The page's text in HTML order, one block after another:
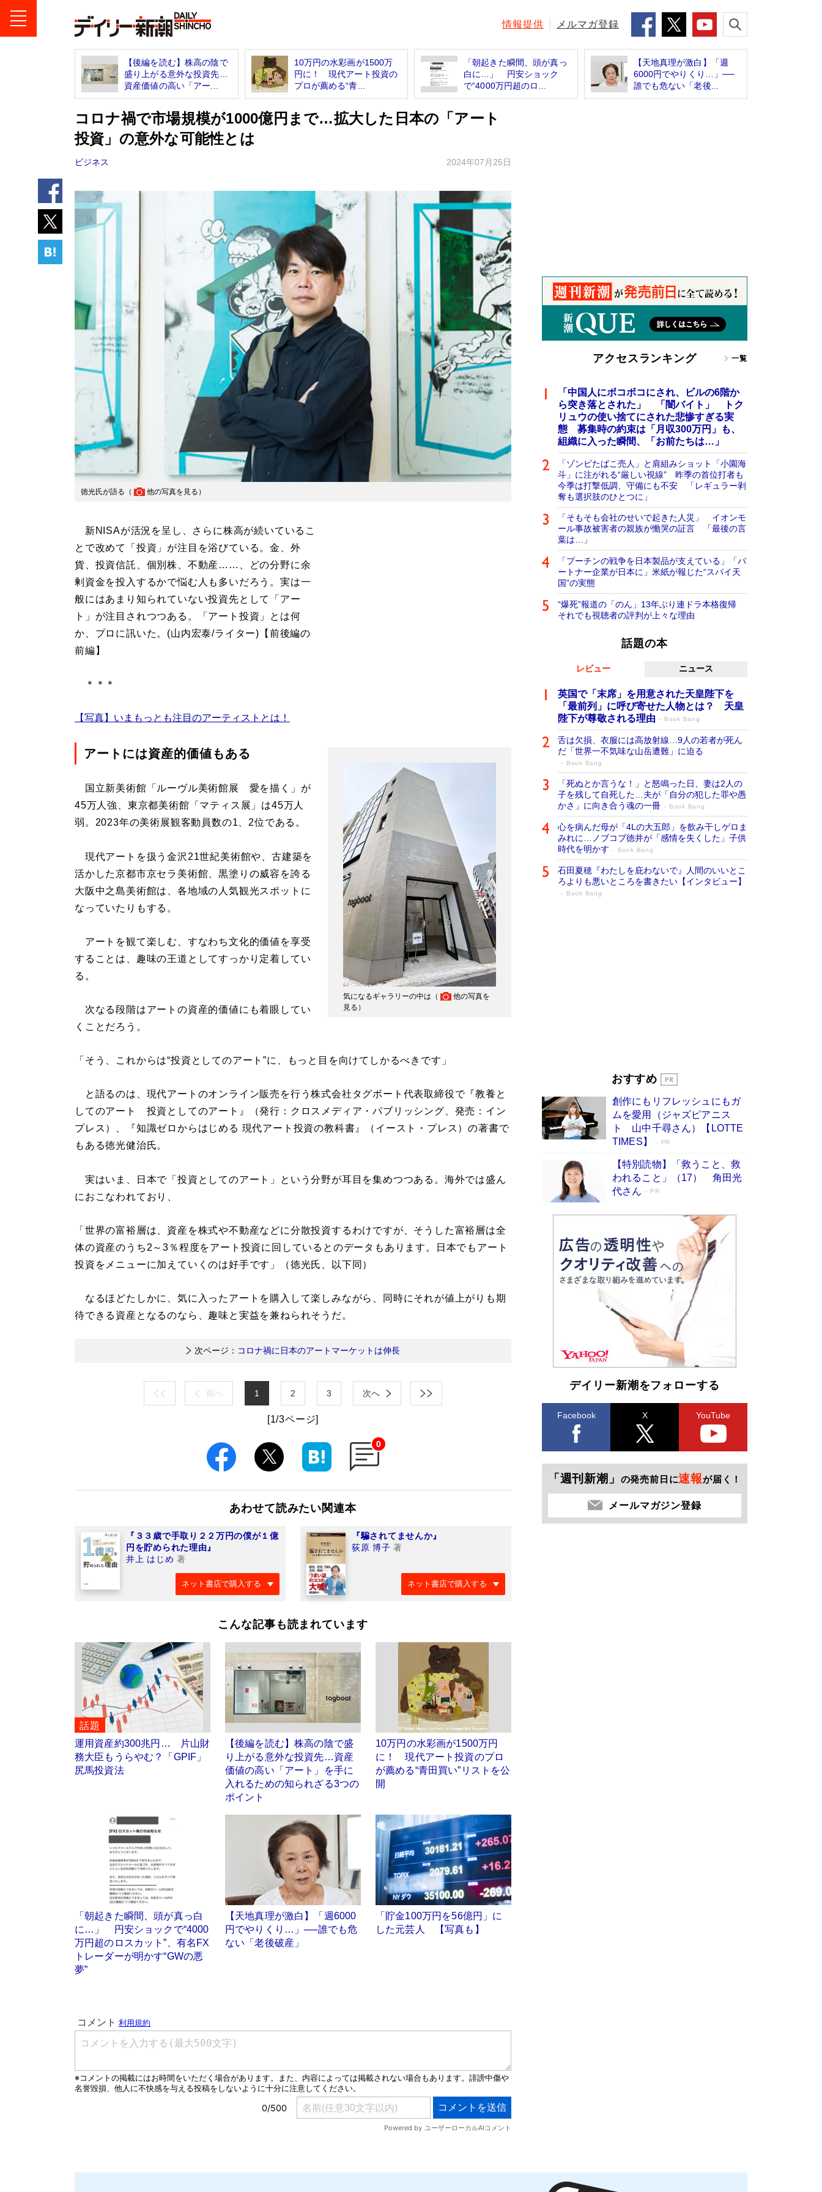
情報提供 メルマガ登録
【後編を読む】株高の陰で
盛り上がる意外な投資先…
資産価値の高い「アー...
10万円の水彩画が1500万
円に！ 現代アート投資の
プロが薦める“青...
「朝起きた瞬間、頭が真っ
白に…」 円安ショック
で“4000万円超のロ...
【天地真理が激白】「週
6000円でやりくり…」──
誰でも危ない「老後...
コロナ禍で市場規模が1000億円まで…拡大した日本の「アート
投資」の意外な可能性とは
ビジネス 2024年07月25日
徳光氏が語る（ 他の写真を見る ）
新NISAが活況を呈し、さらに株高が続いているこ
とで改めて「投資」が注目を浴びている。金、外
貨、投資信託、個別株、不動産……、どの分野に余
剰資金を投入するかで悩む人も多いだろう。実は一
般にはあまり知られていない投資先として「アー
ト」が注目されつつある。「アート投資」とは何
か、プロに訊いた。(山内宏泰/ライター)【前後編の
前編】
＊＊＊
【写真】いまもっとも注目のアーティストとは！
気になるギャラリーの中は（
他の写真を
見る ）
アートには資産的価値もある
国立新美術館「ルーヴル美術館展 愛を描く」が
45万人強、東京都美術館「マティス展」は45万人
弱。2023年の美術展観客動員数の1、2位である。
現代アートを扱う金沢21世紀美術館や、古建築を
活かした京都市京セラ美術館、黒塗りの威容を誇る
大阪中之島美術館は、各地域の人気観光スポットに
なっていたりもする。
アートを観て楽しむ、すなわち文化的価値を享受
することは、趣味の王道としてすっかり定着してい
る。
次なる段階はアートの資産的価値にも着眼してい
くことだろう。
「そう、これからは“投資としてのアート”に、もっと目を向けてしかるべきです」
と語るのは、現代アートのオンライン販売を行う株式会社タグボート代表取締役で『教養と
してのアート 投資としてのアート』（発行：クロスメディア・パブリッシング、発売：イン
プレス）、『知識ゼロからはじめる 現代アート投資の教科書』（イースト・プレス）の著書で
もある徳光健治氏。
実はいま、日本で「投資としてのアート」という分野が耳目を集めつつある。海外では盛ん
におこなわれており、
「世界の富裕層は、資産を株式や不動産などに分散投資するわけですが、そうした富裕層は全
体の資産のうち2～3％程度をアート投資に回しているとのデータもあります。日本でもアート
投資をメニューに加えていくのは好手です」（徳光氏、以下同）
なるほどたしかに、気に入ったアートを購入して楽しみながら、同時にそれが値上がりも期
待できる資産となるのなら、趣味と実益を兼ねられそうだ。
次ページ： コロナ禍に日本のアートマーケットは伸長
前へ 1 2 3 次へ
[1/3ページ]
0
あわせて読みたい関連本
『３３歳で手取り２２万円の僕が１億
円を貯められた理由』
井上 はじめ 著
ネット書店で購入する
『騙されてませんか』
荻原 博子 著
ネット書店で購入する
こんな記事も読まれています
話題
運用資産約300兆円… 片山財
務大臣もうらやむ？「GPIF」
尻馬投資法
【後編を読む】株高の陰で盛
り上がる意外な投資先…資産
価値の高い「アート」を手に
入れるための知られざる3つの
ポイント
10万円の水彩画が1500万円
に！ 現代アート投資のプロ
が薦める“青田買い”リストを公
開
「朝起きた瞬間、頭が真っ白
に…」 円安ショックで“4000
万円超のロスカット”、有名FX
トレーダーが明かす“GWの悪
夢”
【天地真理が激白】「週6000
円でやりくり…」──誰でも危
ない「老後破産」
「貯金100万円を56億円」に
した元芸人 【写真も】
アクセスランキング 一覧
「中国人にボコボコにされ、ビルの6階か
ら突き落とされた」 「闇バイト」 トク
リュウの使い捨てにされた悲惨すぎる実
態 募集時の約束は「月収300万円」も、
組織に入った瞬間、「お前たちは…」
「ゾンビたばこ売人」と肩組みショット「小園海
斗」に注がれる“厳しい視線” 昨季の首位打者も
今季は打撃低調、守備にも不安 「レギュラー剥
奪も選択肢のひとつに」
「そもそも会社のせいで起きた人災」 イオンモ
ール事故被害者の親族が慟哭の証言 「最後の言
葉は…」
「プーチンの戦争を日本製品が支えている」「パ
ートナー企業が日本に」米紙が報じた“スパイ天
国”の実態
“爆死”報道の「のん」13年ぶり連ドラ本格復帰
それでも視聴者の評判が上々な理由
話題の本
レビュー ニュース
英国で「末席」を用意された天皇陛下を
「最前列」に呼び寄せた人物とは？ 天皇
陛下が尊敬される理由
Book Bang
舌は欠損、衣服には高放射線…9人の若者が死ん
だ「世界一不気味な山岳遭難」に迫る
Book Bang
「死ぬとか言うな！」と怒鳴った日、妻は2人の
子を残して自死した…夫が「自分の犯した罪や愚
かさ」に向き合う魂の一冊
Book Bang
心を病んだ母が「4Lの大五郎」を飲み干しゲロま
みれに…ノブコブ徳井が「感情を失くした」子供
時代を明かす
Book Bang
石田夏穂『わたしを庇わないで』人間のいいとこ
ろよりも悪いところを書きたい【インタビュー】
Book Bang
開発への関心を押し上げた18年の物語に幕 特装
Book Bang
「不意に涙が出そうに…」高嶋政伸が明かし
た“13歳の娘を暴行する役”への葛藤 インティマ
シーコーディネーターに支えられたNHK『大奥』
おすすめ
創作にもリフレッシュにもガ
ムを愛用（ジャズピアニス
ト 山中千尋さん）【LOTTE
TIMES】
PR
【特別読物】「救うこと、救
われること」（17） 角田光
代さん
PR
デイリー新潮をフォローする
Facebook X YouTube
「週刊新潮」 の発売前日に速報が届く！
メールマガジン登録